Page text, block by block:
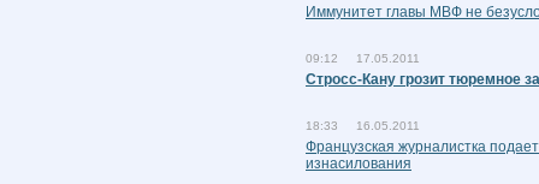
Иммунитет главы МВФ не
09:12 17.05.2011
Стросс-Кану грозит тюремное
18:33 16.05.2011
Французская журналистка
изнасилования